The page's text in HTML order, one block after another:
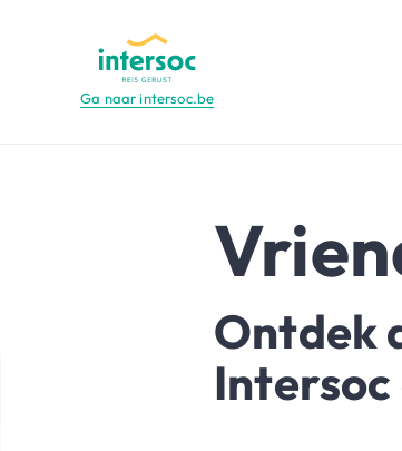
Ga naar intersoc.be
Ontdek
Intersoc